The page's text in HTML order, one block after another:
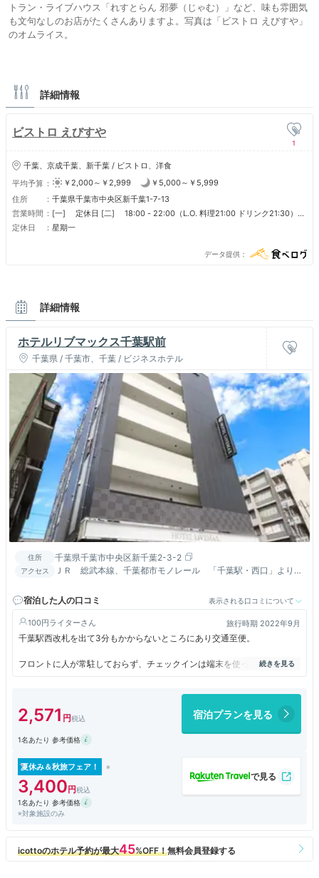
トラン・ライブハウス「れすとらん 邪夢（じゃむ）」など、味も雰囲気
も文句なしのお店がたくさんありますよ。写真は「ビストロ えびすや」
のオムライス。
詳細情報
ビストロ えびすや
1
千葉、京成千葉、新千葉 / ビストロ、洋食
平均予算
￥2,000～￥2,999
￥5,000～￥5,999
住所
千葉県千葉市中央区新千葉1-7-13
営業時間
[一] 定休日 [二] 18:00 - 22:00（L.O. 料理21:00 ドリンク21:30）
[三] 11:30 - 14:00（L.O. 13:15） 18:00 - 22:00（L.O. 料理21:00 ド
22:00（L.O. 料理21:00 ドリンク21:30） [五] 11:30 - 14:00（L.O.
13:15） 18:00 - 22:00（L.O. 料理21:00 ドリンク21:30） [六] 11:30
ンク13:30） 18:00 - 22:00（L.O. 料理21:00 ドリンク21:30） ■定休
日 月曜日、隔週不定休有り ■ 営業時間 [土・日・祝]のランチ予約は
定休日 星期一
データ提供
詳細情報
ホテルリブマックス千葉駅前
千葉県 / 千葉市、千葉 / ビジネスホテル
住所 千葉県千葉市中央区新千葉2-3-2
アクセス
ＪＲ 総武本線、千葉都市モノレール 「千葉駅・西口」より徒
宿泊した人の口コミ
表示される口コミについて
100円ライター 旅行時期 2022年9月
千葉駅西改札を出て3分もかからないところにあり交通至便。
フロントに人が常駐しておらず、チェックインは端末を使って行う。外出
はカードキーを持たまま出て、チェックアウトもカードキーを返すだけ。
6階建てだが、1階のフロント／ロビー（というほどのものでもない）、2
回の自販機コーナー、ランドリー以外は客室しかない。供食設備はないの
で外出しなければならないが、同じビルの1階に鳥貴族があるほか、駅前
子レンジがあった。
部屋の設備は過不足なく、掃除が行き届いており清潔感がある。難点を言
えばデスクが小さく、真上に設置されたテレビが見づらいことくらい。
の出発などの時に、寝るだけと割り切れば快適に利用できる。
2,571 宿泊プランを見る
1名あたり 参考価格
夏休み＆秋旅フェア！
3,400
1名あたり 参考価格
※対象施設のみ